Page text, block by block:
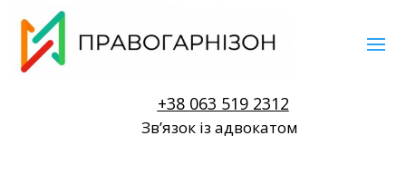
+38 063 519 2312
Звʼязок із адвокатом